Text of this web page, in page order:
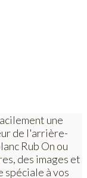
une
de l'arrière-
Rub On ou
des images et
spéciale à vos